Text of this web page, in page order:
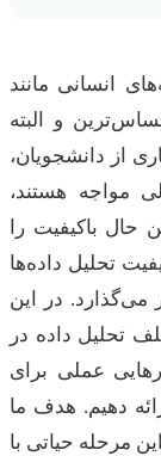
انسانی مانند
و البته
از دانشجویان،
مواجه هستند،
حال باکیفیت را
تحلیل داده‌ها
می‌گذارد. در این
تحلیل داده در
عملی برای
دهیم. هدف ما
مرحله حیاتی با